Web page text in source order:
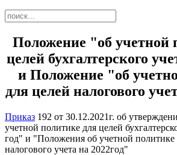
Положение "об учетной
целей бухгалтерского
и Положение "об
для целей налогового
Приказ 192 от 30.12.2021г. об
учетной политике для целей
год" и "Положения об учетной политике
налогового учета на 2022год"